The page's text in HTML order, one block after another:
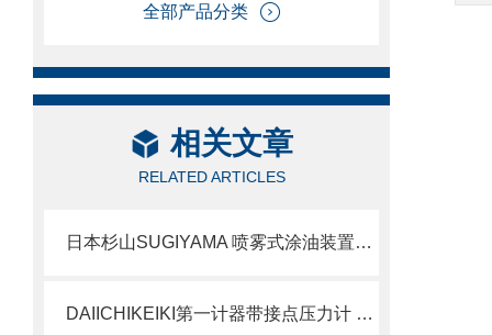
全部产品分类
相关文章
RELATED ARTICLES
日本杉山SUGIYAMA 喷雾式涂油装置PS-255
DAIICHIKEIKI第一计器带接点压力计 SC系列